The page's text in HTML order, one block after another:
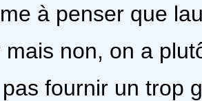
à penser que
non, on a
fournir un trop